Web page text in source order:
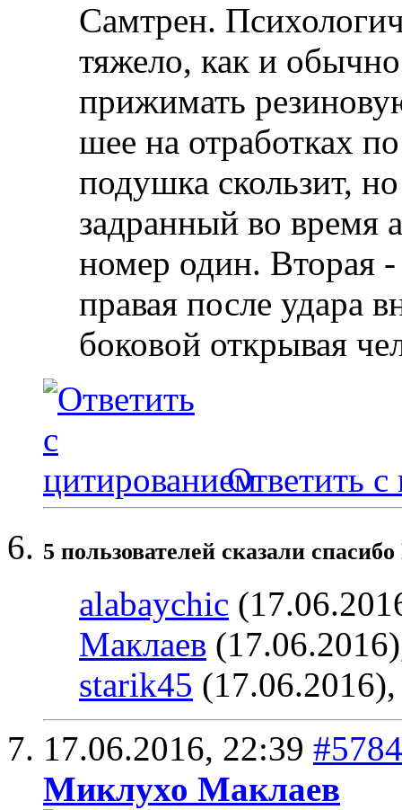
Самтрен.
тяжело, как и
прижимать
шее на отработках
подушка скользит,
задранный во время
номер один. Вторая
правая после удара
боковой открывая
Ответить с
5 пользователей сказали
alabaychic
Маклаев
starik45
17.06.2016, 22:39 #5784
Миклухо Маклаев